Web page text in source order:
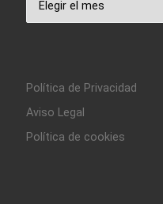
Política de Privacidad
Aviso Legal
Política de cookies